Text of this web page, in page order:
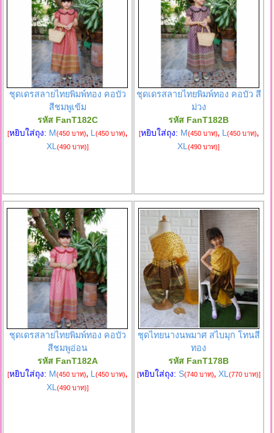
ชุดเดรสลายไทยพิมพ์ทอง คอบัว
สีชมพูเข้ม
รหัส FanT182C
[หยิบใส่ถุง: M(450 บาท), L(450 บาท),
XL (490 บาท)]
ชุดเดรสลายไทยพิมพ์ทอง คอบัว สี
ม่วง
รหัส FanT182B
[หยิบใส่ถุง: M(450 บาท), L (450 บาท),
XL(490 บาท)]
ชุดเดรสลายไทยพิมพ์ทอง คอบัว
สีชมพูอ่อน
รหัส FanT182A
[หยิบใส่ถุง: M(450 บาท), L(450 บาท),
XL (490 บาท)]
ชุดไทยนางนพมาศ สไบมุก โทนสี
ทอง
รหัส FanT178B
[หยิบใส่ถุง: S(740 บาท), XL (770 บาท)]